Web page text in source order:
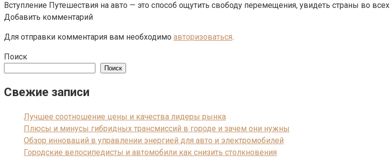
Вступление Путешествия на авто — это способ ощутить свободу перемещения, увидеть страны во всех
Добавить комментарий
Для отправки комментария вам необходимо авторизоваться.
Поиск
Поиск
Свежие записи
Лучшее соотношение цены и качества лидеры рынка
Плюсы и минусы гибридных трансмиссий в городе и зачем они нужны
Обзор инноваций в управлении энергией для авто и электромобилей
Городские велосипедисты и автомобили как снизить столкновения